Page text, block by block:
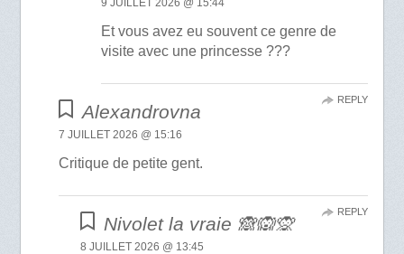
Et vous avez eu souvent ce genre de
visite avec une princesse ???
Alexandrovna
7 JUILLET 2026 @ 15:16
Critique de petite gent.
REPLY
Nivolet la vraie 🙈🙉🙊
8 JUILLET 2026 @ 13:45
REPLY